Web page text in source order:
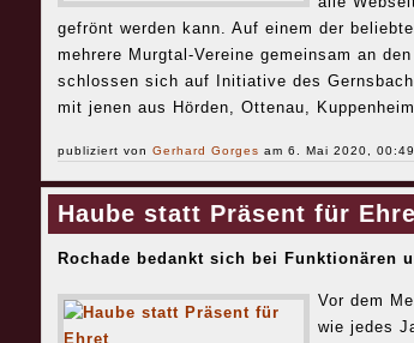
gefrönt werden kann. Auf einem der
mehrere Murgtal-Vereine gemeinsam an
schlossen sich auf Initiative des
mit jenen aus Hörden, Ottenau,
publiziert von Gerhard Gorges am 6. Mai 2020,
Haube statt Präsent für
Rochade bedankt sich bei Funktionären
Vor dem
wie jedes